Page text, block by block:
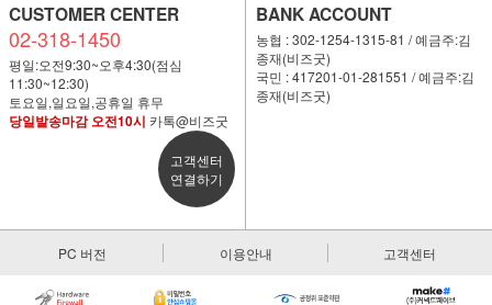
CUSTOMER CENTER
02-318-1450
평일:오전9:30~오후4:30(점심
11:30~12:30)
토요일,일요일,공휴일 휴무
당일발송마감 오전10시 카톡@비즈굿
고객센터
연결하기
BANK ACCOUNT
농협 : 302-1254-1315-81 / 예금주:김
종재(비즈굿)
국민 : 417201-01-281551 / 예금주:김
종재(비즈굿)
PC 버전 이용안내 고객센터